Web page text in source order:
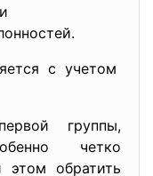
с учетом
группы,
четко
этом обратить